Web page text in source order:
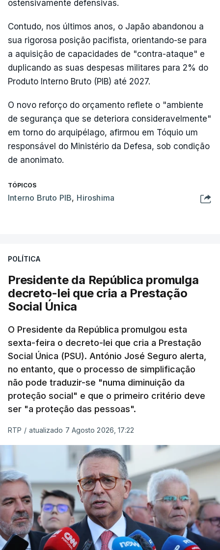
ostensivamente defensivas.
Contudo, nos últimos anos, o Japão abandonou a
sua rigorosa posição pacifista, orientando-se para
a aquisição de capacidades de "contra-ataque" e
duplicando as suas despesas militares para 2% do
Produto Interno Bruto (PIB) até 2027.
O novo reforço do orçamento reflete o "ambiente
de segurança que se deteriora consideravelmente"
em torno do arquipélago, afirmou em Tóquio um
responsável do Ministério da Defesa, sob condição
de anonimato.
TÓPICOS
Interno Bruto PIB, Hiroshima
POLÍTICA
Presidente da República promulga
decreto-lei que cria a Prestação
Social Única
O Presidente da República promulgou esta
sexta-feira o decreto-lei que cria a Prestação
Social Única (PSU). António José Seguro alerta,
no entanto, que o processo de simplificação
não pode traduzir-se "numa diminuição da
proteção social" e que o primeiro critério deve
ser "a proteção das pessoas".
RTP / atualizado 7 Agosto 2026, 17:22